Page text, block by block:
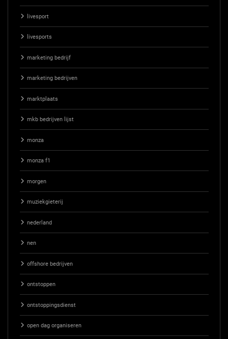
livesport
livesports
marketing bedrijf
marketing bedrijven
marktplaats
mkb bedrijven lijst
monza
monza f1
morgen
muziekgieterij
nederland
nen
offshore bedrijven
ontstoppen
ontstoppingsdienst
open dag organiseren